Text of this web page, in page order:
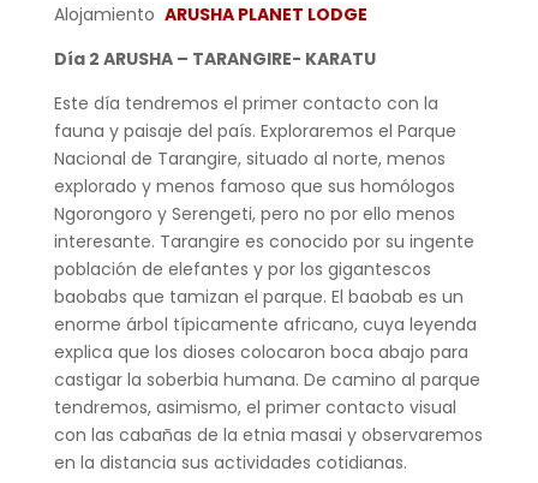
Alojamiento ARUSHA PLANET LODGE
Día 2 ARUSHA – TARANGIRE- KARATU
Este día tendremos el primer contacto con la
fauna y paisaje del país. Exploraremos el Parque
Nacional de Tarangire, situado al norte, menos
explorado y menos famoso que sus homólogos
Ngorongoro y Serengeti, pero no por ello menos
interesante. Tarangire es conocido por su ingente
población de elefantes y por los gigantescos
baobabs que tamizan el parque. El baobab es un
enorme árbol típicamente africano, cuya leyenda
explica que los dioses colocaron boca abajo para
castigar la soberbia humana. De camino al parque
tendremos, asimismo, el primer contacto visual
con las cabañas de la etnia masai y observaremos
en la distancia sus actividades cotidianas.